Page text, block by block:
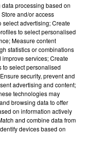
Gémeaux
processing based on
and/or access
select advertising; Create
to select personalised
Measure content
statistics or combinations
services; Create
to select personalised
security, prevent and
advertising and content;
technologies may
browsing data to offer
on information actively
and combine data from
devices based on